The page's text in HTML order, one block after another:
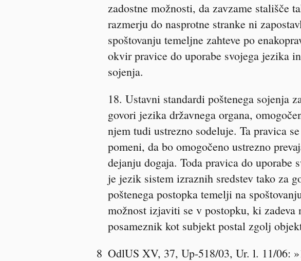
zadostne možnosti, da zavzame stališče
razmerju do nasprotne stranke ni
spoštovanju temeljne zahteve po
okvir pravice do uporabe svojega jezika
sojenja.
18. Ustavni standardi poštenega sojenja
govori jezika državnega organa,
njem tudi ustrezno sodeluje. Ta pravica
pomeni, da bo omogočeno ustrezno
dejanju dogaja. Toda pravica do uporabe
je jezik sistem izraznih sredstev tako za
poštenega postopka temelji na
možnost izjaviti se v postopku, ki zadeva
posameznik kot subjekt postal zgolj
8 OdlUS XV, 37, Up-518/03, Ur. l. 11/06: